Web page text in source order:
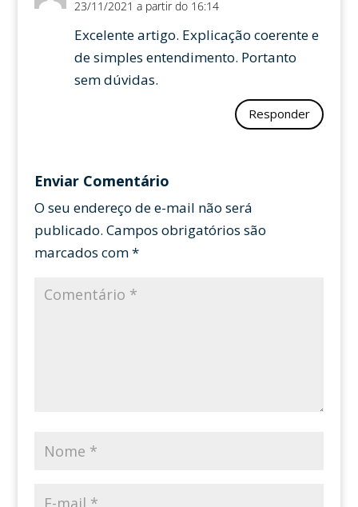
23/11/2021 a partir do 16:14
Excelente artigo. Explicação coerente e
de simples entendimento. Portanto
sem dúvidas.
Responder
Enviar Comentário
O seu endereço de e-mail não será
publicado. Campos obrigatórios são
marcados com*